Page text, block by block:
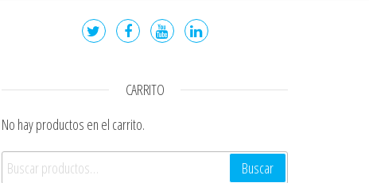
CARRITO
No hay productos en el carrito.
Buscar por:
Buscar